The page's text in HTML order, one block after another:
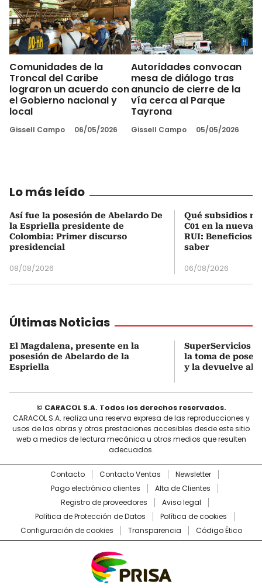
Comunidades de la
Troncal del Caribe
lograron un acuerdo con
el Gobierno nacional y
local
Gissell Campo 06/05/2026
Autoridades convocan
mesa de diálogo tras
anuncio de cierre de la
vía cerca al Parque
Tayrona
Gissell Campo 05/05/2026
Lo más leído
Así fue la posesión de Abelardo De
la Espriella presidente de
Colombia: Primer discurso
presidencial
08/08/2026
Qué subsidios
C01 en la nueva
RUI: Beneficios
saber
06/08/2026
Últimas Noticias
El Magdalena, presente en la
posesión de Abelardo de la
Espriella
SuperServicios
la toma de
y la devuelve al
© CARACOL S.A. Todos los derechos reservados.
CARACOL S.A. realiza una reserva expresa de las reproducciones y
usos de las obras y otras prestaciones accesibles desde este sitio
web a medios de lectura mecánica u otros medios que resulten
adecuados.
Contacto Contacto Ventas
Newsletter
Pago electrónico clientes
Alta de Clientes
Registro de proveedores
Aviso legal
Política de Protección de Datos
Política de cookies
Configuración de cookies
Transparencia Código Ético